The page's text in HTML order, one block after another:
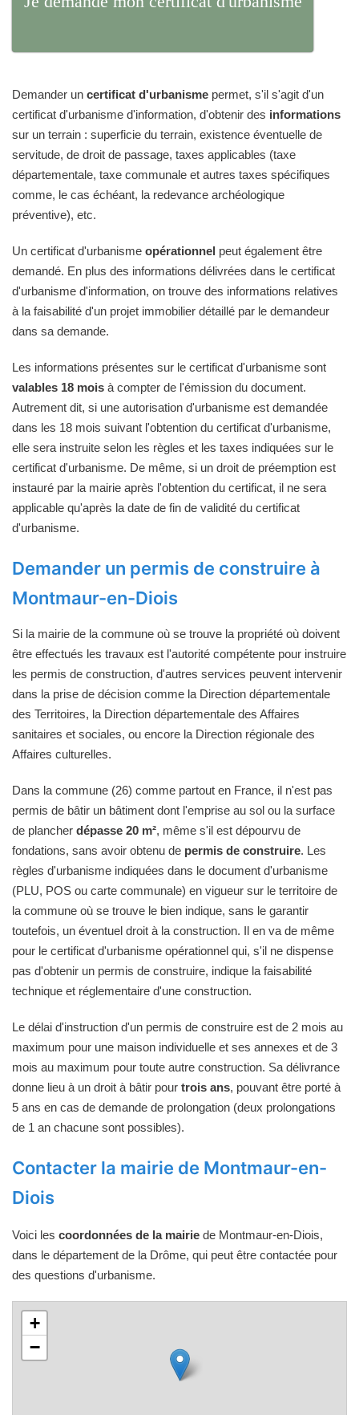
Demander un certificat d'urbanisme permet, s'il s'agit d'un
certificat d'urbanisme d'information, d'obtenir des informations
sur un terrain : superficie du terrain, existence éventuelle de
servitude, de droit de passage, taxes applicables (taxe
départementale, taxe communale et autres taxes spécifiques
comme, le cas échéant, la redevance archéologique
préventive), etc.
Un certificat d'urbanisme opérationnel peut également être
demandé. En plus des informations délivrées dans le certificat
d'urbanisme d'information, on trouve des informations relatives
à la faisabilité d'un projet immobilier détaillé par le demandeur
dans sa demande.
Les informations présentes sur le certificat d'urbanisme sont
valables 18 mois à compter de l'émission du document.
Autrement dit, si une autorisation d'urbanisme est demandée
dans les 18 mois suivant l'obtention du certificat d'urbanisme,
elle sera instruite selon les règles et les taxes indiquées sur le
certificat d'urbanisme. De même, si un droit de préemption est
instauré par la mairie après l'obtention du certificat, il ne sera
applicable qu'après la date de fin de validité du certificat
d'urbanisme.
Demander un permis de construire à
Montmaur-en-Diois
Si la mairie de la commune où se trouve la propriété où doivent
être effectués les travaux est l'autorité compétente pour instruire
les permis de construction, d'autres services peuvent intervenir
dans la prise de décision comme la Direction départementale
des Territoires, la Direction départementale des Affaires
sanitaires et sociales, ou encore la Direction régionale des
Affaires culturelles.
Dans la commune (26) comme partout en France, il n'est pas
permis de bâtir un bâtiment dont l'emprise au sol ou la surface
de plancher dépasse 20 m², même s'il est dépourvu de
fondations, sans avoir obtenu de permis de construire. Les
règles d'urbanisme indiquées dans le document d'urbanisme
(PLU, POS ou carte communale) en vigueur sur le territoire de
la commune où se trouve le bien indique, sans le garantir
toutefois, un éventuel droit à la construction. Il en va de même
pour le certificat d'urbanisme opérationnel qui, s'il ne dispense
pas d'obtenir un permis de construire, indique la faisabilité
technique et réglementaire d'une construction.
Le délai d'instruction d'un permis de construire est de 2 mois au
maximum pour une maison individuelle et ses annexes et de 3
mois au maximum pour toute autre construction. Sa délivrance
donne lieu à un droit à bâtir pour trois ans, pouvant être porté à
5 ans en cas de demande de prolongation (deux prolongations
de 1 an chacune sont possibles).
Contacter la mairie de Montmaur-en-
Diois
Voici les coordonnées de la mairie de Montmaur-en-Diois,
dans le département de la Drôme, qui peut être contactée pour
des questions d'urbanisme.
+
−